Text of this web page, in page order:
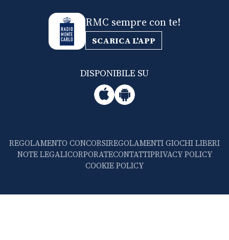
RMC sempre con te!
SCARICA L'APP
DISPONIBILE SU
REGOLAMENTO CONCORSIREGOLAMENTI GIOCHI LIBERI
NOTE LEGALICORPORATECONTATTIPRIVACY POLICY
COOKIE POLICY